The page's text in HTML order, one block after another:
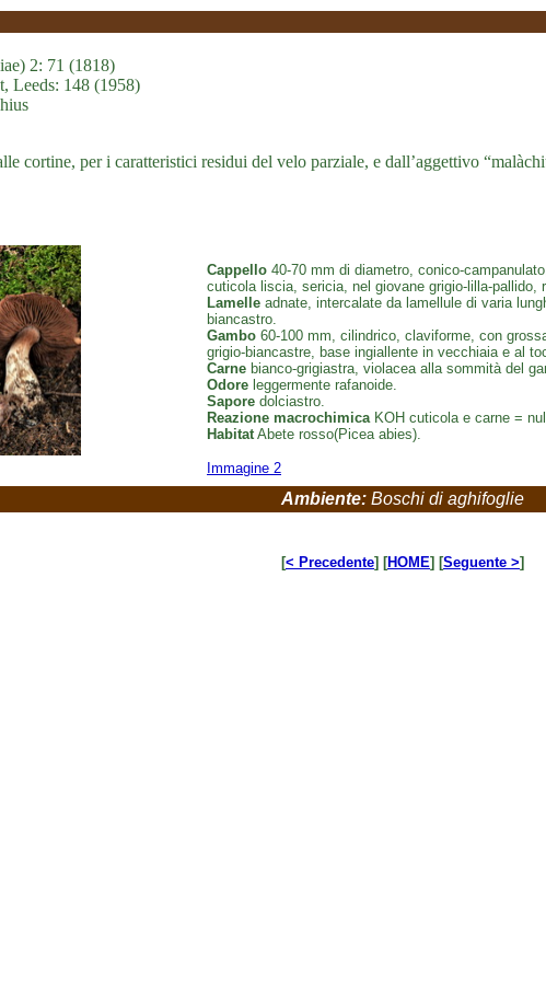
2: 71 (1818)
Leeds: 148 (1958)
cortine, per i caratteristici residui del velo parziale, e dall’aggettivo
Cappello 40-70 mm di diametro, conico-
cuticola liscia, sericia, nel giovane grigio-lilla-pallido,
Lamelle adnate, intercalate da lamellule di varia
biancastro.
Gambo 60-100 mm, cilindrico, claviforme, con
grigio-biancastre, base ingiallente in vecchiaia e al
Carne bianco-grigiastra, violacea alla sommità del
Odore leggermente rafanoide.
Sapore dolciastro.
Reazione macrochimicaKOH cuticola e carne =
HabitatAbete rosso(Picea abies).
Immagine 2
Ambiente: Boschi di aghifoglie
[< Precedente] [HOME] [Seguente >]